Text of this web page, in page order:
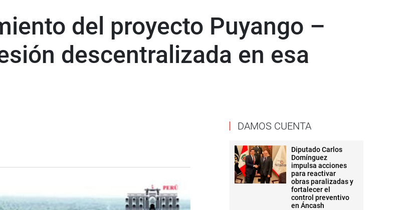
del proyecto Puyango –
descentralizada en esa
DAMOS CUENTA
Diputado Carlos
Domínguez
impulsa acciones
para reactivar
obras paralizadas y
fortalecer el
control preventivo
en Áncash